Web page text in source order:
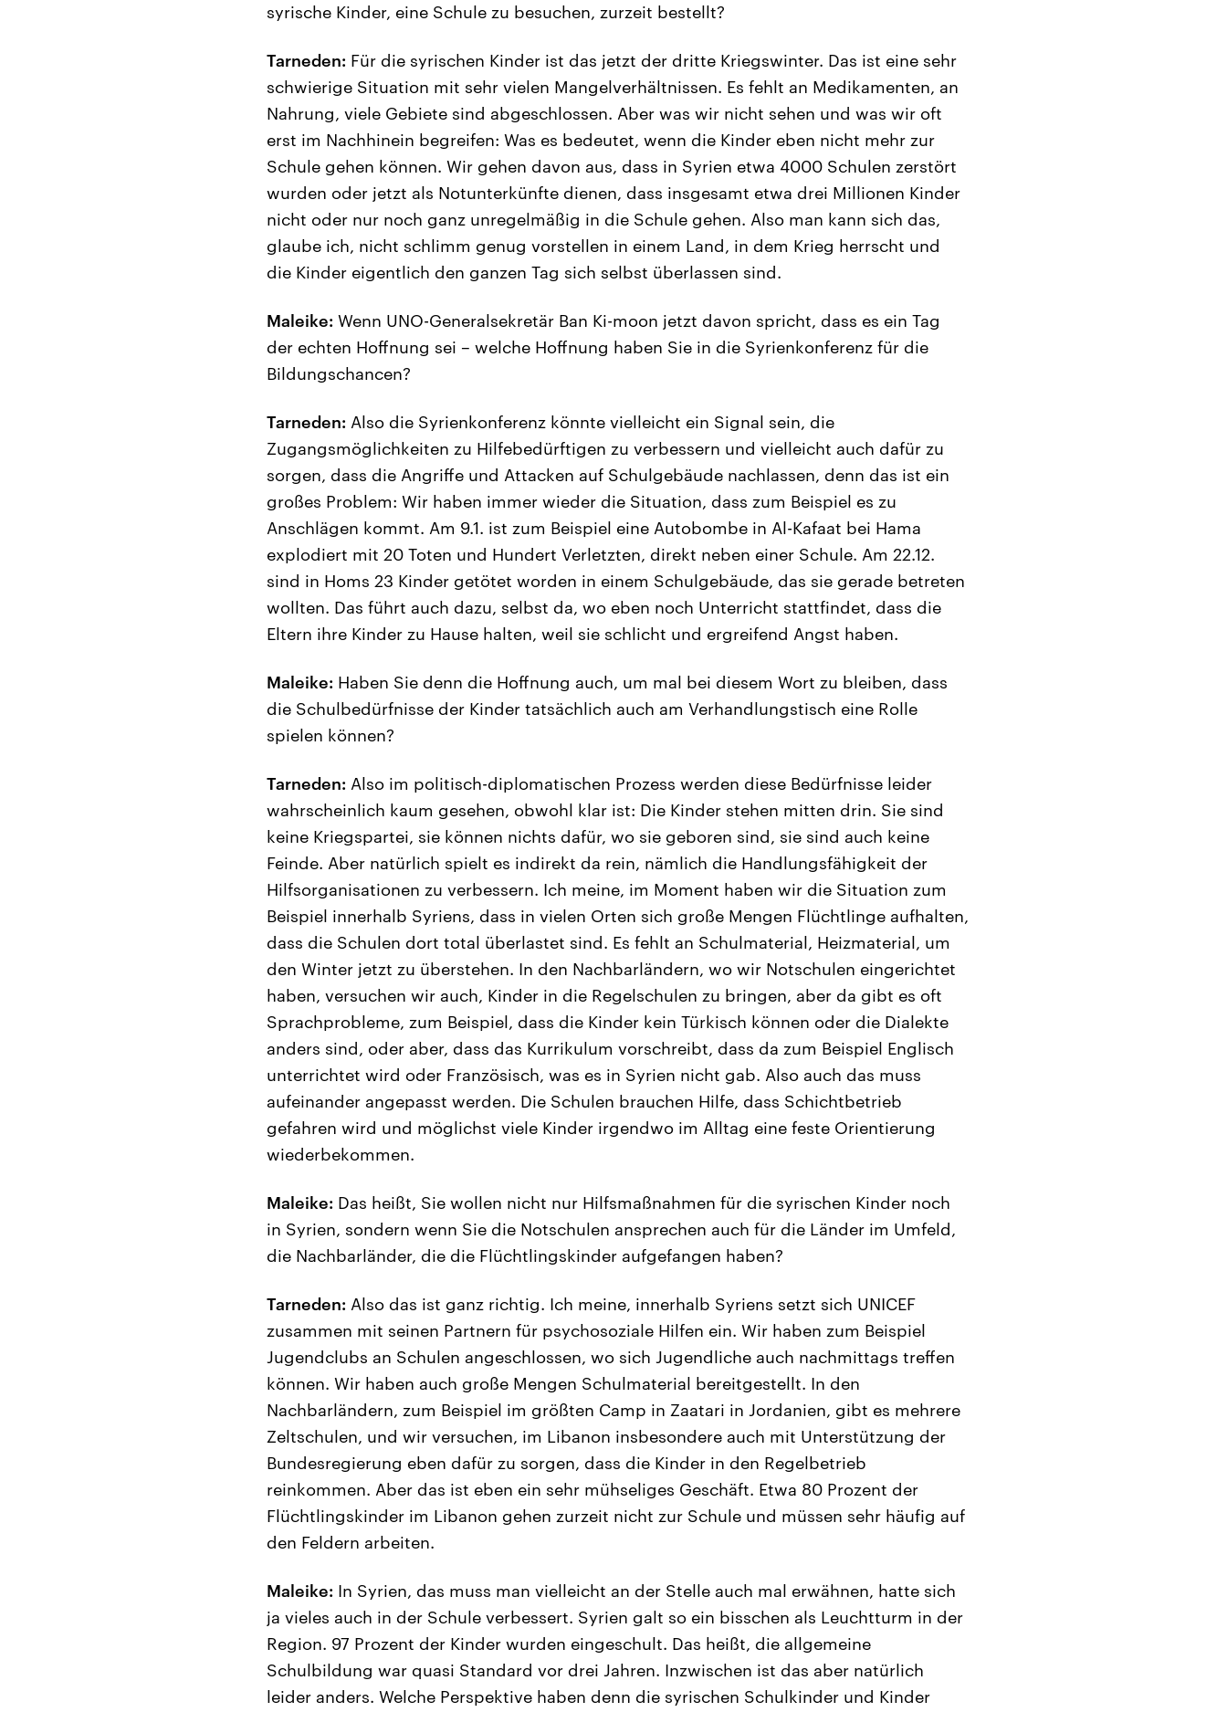
syrische Kinder, eine Schule zu besuchen, zurzeit bestellt?
Tarneden: Für die syrischen Kinder ist das jetzt der dritte Kriegswinter. Das ist eine sehr
schwierige Situation mit sehr vielen Mangelverhältnissen. Es fehlt an Medikamenten, an
Nahrung, viele Gebiete sind abgeschlossen. Aber was wir nicht sehen und was wir oft
erst im Nachhinein begreifen: Was es bedeutet, wenn die Kinder eben nicht mehr zur
Schule gehen können. Wir gehen davon aus, dass in Syrien etwa 4000 Schulen zerstört
wurden oder jetzt als Notunterkünfte dienen, dass insgesamt etwa drei Millionen Kinder
nicht oder nur noch ganz unregelmäßig in die Schule gehen. Also man kann sich das,
glaube ich, nicht schlimm genug vorstellen in einem Land, in dem Krieg herrscht und
die Kinder eigentlich den ganzen Tag sich selbst überlassen sind.
Maleike: Wenn UNO-Generalsekretär Ban Ki-moon jetzt davon spricht, dass es ein Tag
der echten Hoffnung sei – welche Hoffnung haben Sie in die Syrienkonferenz für die
Bildungschancen?
Tarneden: Also die Syrienkonferenz könnte vielleicht ein Signal sein, die
Zugangsmöglichkeiten zu Hilfebedürftigen zu verbessern und vielleicht auch dafür zu
sorgen, dass die Angriffe und Attacken auf Schulgebäude nachlassen, denn das ist ein
großes Problem: Wir haben immer wieder die Situation, dass zum Beispiel es zu
Anschlägen kommt. Am 9.1. ist zum Beispiel eine Autobombe in Al-Kafaat bei Hama
explodiert mit 20 Toten und Hundert Verletzten, direkt neben einer Schule. Am 22.12.
sind in Homs 23 Kinder getötet worden in einem Schulgebäude, das sie gerade betreten
wollten. Das führt auch dazu, selbst da, wo eben noch Unterricht stattfindet, dass die
Eltern ihre Kinder zu Hause halten, weil sie schlicht und ergreifend Angst haben.
Maleike: Haben Sie denn die Hoffnung auch, um mal bei diesem Wort zu bleiben, dass
die Schulbedürfnisse der Kinder tatsächlich auch am Verhandlungstisch eine Rolle
spielen können?
Tarneden: Also im politisch-diplomatischen Prozess werden diese Bedürfnisse leider
wahrscheinlich kaum gesehen, obwohl klar ist: Die Kinder stehen mitten drin. Sie sind
keine Kriegspartei, sie können nichts dafür, wo sie geboren sind, sie sind auch keine
Feinde. Aber natürlich spielt es indirekt da rein, nämlich die Handlungsfähigkeit der
Hilfsorganisationen zu verbessern. Ich meine, im Moment haben wir die Situation zum
Beispiel innerhalb Syriens, dass in vielen Orten sich große Mengen Flüchtlinge aufhalten,
dass die Schulen dort total überlastet sind. Es fehlt an Schulmaterial, Heizmaterial, um
den Winter jetzt zu überstehen. In den Nachbarländern, wo wir Notschulen eingerichtet
haben, versuchen wir auch, Kinder in die Regelschulen zu bringen, aber da gibt es oft
Sprachprobleme, zum Beispiel, dass die Kinder kein Türkisch können oder die Dialekte
anders sind, oder aber, dass das Kurrikulum vorschreibt, dass da zum Beispiel Englisch
unterrichtet wird oder Französisch, was es in Syrien nicht gab. Also auch das muss
aufeinander angepasst werden. Die Schulen brauchen Hilfe, dass Schichtbetrieb
gefahren wird und möglichst viele Kinder irgendwo im Alltag eine feste Orientierung
wiederbekommen.
Maleike: Das heißt, Sie wollen nicht nur Hilfsmaßnahmen für die syrischen Kinder noch
in Syrien, sondern wenn Sie die Notschulen ansprechen auch für die Länder im Umfeld,
die Nachbarländer, die die Flüchtlingskinder aufgefangen haben?
Tarneden: Also das ist ganz richtig. Ich meine, innerhalb Syriens setzt sich UNICEF
zusammen mit seinen Partnern für psychosoziale Hilfen ein. Wir haben zum Beispiel
Jugendclubs an Schulen angeschlossen, wo sich Jugendliche auch nachmittags treffen
können. Wir haben auch große Mengen Schulmaterial bereitgestellt. In den
Nachbarländern, zum Beispiel im größten Camp in Zaatari in Jordanien, gibt es mehrere
Zeltschulen, und wir versuchen, im Libanon insbesondere auch mit Unterstützung der
Bundesregierung eben dafür zu sorgen, dass die Kinder in den Regelbetrieb
reinkommen. Aber das ist eben ein sehr mühseliges Geschäft. Etwa 80 Prozent der
Flüchtlingskinder im Libanon gehen zurzeit nicht zur Schule und müssen sehr häufig auf
den Feldern arbeiten.
Maleike: In Syrien, das muss man vielleicht an der Stelle auch mal erwähnen, hatte sich
ja vieles auch in der Schule verbessert. Syrien galt so ein bisschen als Leuchtturm in der
Region. 97 Prozent der Kinder wurden eingeschult. Das heißt, die allgemeine
Schulbildung war quasi Standard vor drei Jahren. Inzwischen ist das aber natürlich
leider anders. Welche Perspektive haben denn die syrischen Schulkinder und Kinder